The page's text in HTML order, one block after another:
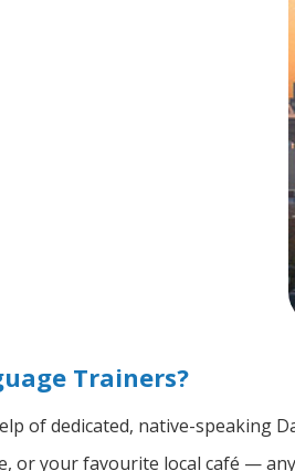
Trainers?
of dedicated, native-speaking
or your favourite local café —